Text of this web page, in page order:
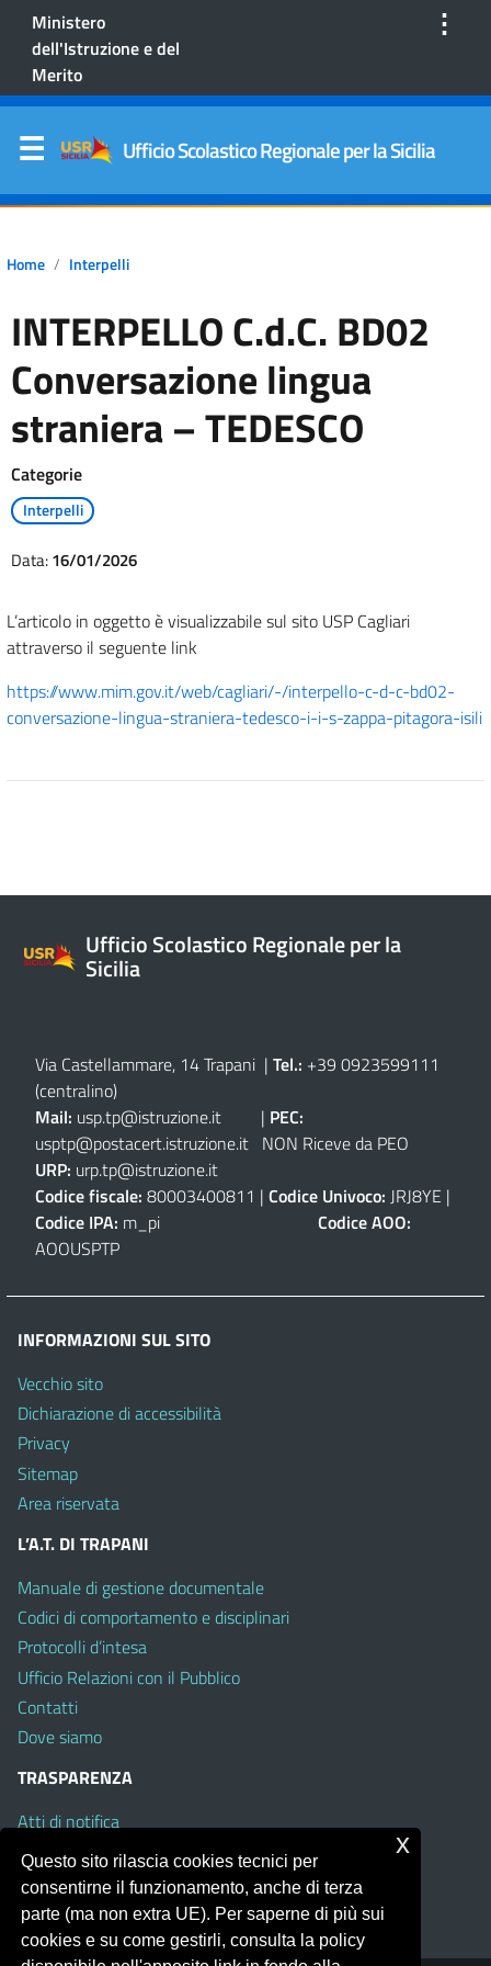
Ministero
dell'Istruzione e del
Merito
⋮
Ufficio Scolastico Regionale per la Sicilia
Home Interpelli
INTERPELLO C.d.C. BD02
Conversazione lingua
straniera – TEDESCO
Categorie
Interpelli
Data:16/01/2026
L’articolo in oggetto è visualizzabile sul sito USP Cagliari
attraverso il seguente link
https://www.mim.gov.it/web/cagliari/-/interpello-c-d-c-bd02-
conversazione-lingua-straniera-tedesco-i-i-s-zappa-pitagora-isili
Ufficio Scolastico Regionale per la
Sicilia
Via Castellammare, 14 Trapani | Tel.: +39 0923599111
(centralino)
Mail: usp.tp@istruzione.it | PEC:
usptp@postacert.istruzione.it NON Riceve da PEO
URP: urp.tp@istruzione.it
Codice fiscale: 80003400811 | Codice Univoco: JRJ8YE |
Codice IPA: m_pi Codice AOO:
AOOUSPTP
INFORMAZIONI SUL SITO
Vecchio sito
Dichiarazione di accessibilità
Privacy
Sitemap
Area riservata
L’A.T. DI TRAPANI
Manuale di gestione documentale
Codici di comportamento e disciplinari
Protocolli d’intesa
Ufficio Relazioni con il Pubblico
Contatti
Dove siamo
TRASPARENZA
Atti di notifica
Albo on line
Amministrazione Trasparente
Obiettivi di Accessibilità
Questo sito rilascia cookies tecnici per
consentirne il funzionamento, anche di terza
parte (ma non extra UE). Per saperne di più sui
cookies e su come gestirli, consulta la policy
x